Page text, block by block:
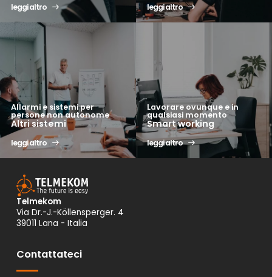
leggi altro leggi altro
Allarmi e sistemi per
persone non autonome
Altri sistemi
leggi altro
Lavorare ovunque e in
qualsiasi momento
Smart working
leggi altro
Telmekom
Via Dr.-J.-Köllensperger. 4
39011 Lana - Italia
Contattateci